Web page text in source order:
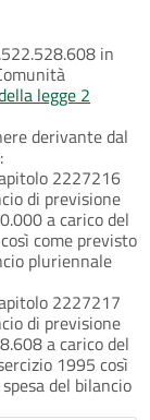
in
legge 2
derivante dal
2227216
di previsione
a carico del
come previsto
pluriennale
2227217
di previsione
a carico del
1995 così
del bilancio